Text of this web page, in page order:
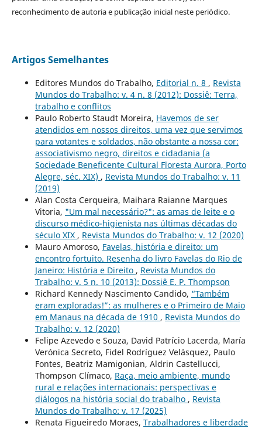
reconhecimento de autoria e publicação inicial neste periódico.
Artigos Semelhantes
Editores Mundos do Trabalho, Editorial n. 8 , Revista
Mundos do Trabalho: v. 4 n. 8 (2012): Dossiê: Terra,
trabalho e conflitos
Paulo Roberto Staudt Moreira, Havemos de ser
atendidos em nossos direitos, uma vez que servimos
para votantes e soldados, não obstante a nossa cor:
associativismo negro, direitos e cidadania (a
Sociedade Beneficente Cultural Floresta Aurora, Porto
Alegre, séc. XIX) , Revista Mundos do Trabalho: v. 11
(2019)
Alan Costa Cerqueira, Maihara Raianne Marques
Vitoria, "Um mal necessário?": as amas de leite e o
discurso médico-higienista nas últimas décadas do
século XIX , Revista Mundos do Trabalho: v. 12 (2020)
Mauro Amoroso, Favelas, história e direito: um
encontro fortuito. Resenha do livro Favelas do Rio de
Janeiro: História e Direito , Revista Mundos do
Trabalho: v. 5 n. 10 (2013): Dossiê E. P. Thompson
Richard Kennedy Nascimento Candido, “Também
eram exploradas!”: as mulheres e o Primeiro de Maio
em Manaus na década de 1910 , Revista Mundos do
Trabalho: v. 12 (2020)
Felipe Azevedo e Souza, David Patrício Lacerda, María
Verónica Secreto, Fidel Rodríguez Velásquez, Paulo
Fontes, Beatriz Mamigonian, Aldrin Castellucci,
Thompson Clímaco, Raça, meio ambiente, mundo
rural e relações internacionais: perspectivas e
diálogos na história social do trabalho , Revista
Mundos do Trabalho: v. 17 (2025)
Renata Figueiredo Moraes, Trabalhadores e liberdade